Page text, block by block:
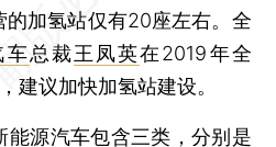
加氢站仅有20座左右。全
车总裁王凤英在2019年全
建议加快加氢站建设。
源汽车包含三类，分别是